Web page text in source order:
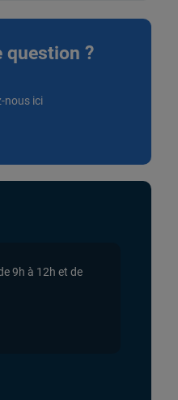
question ?
nous ici
9h à 12h et de